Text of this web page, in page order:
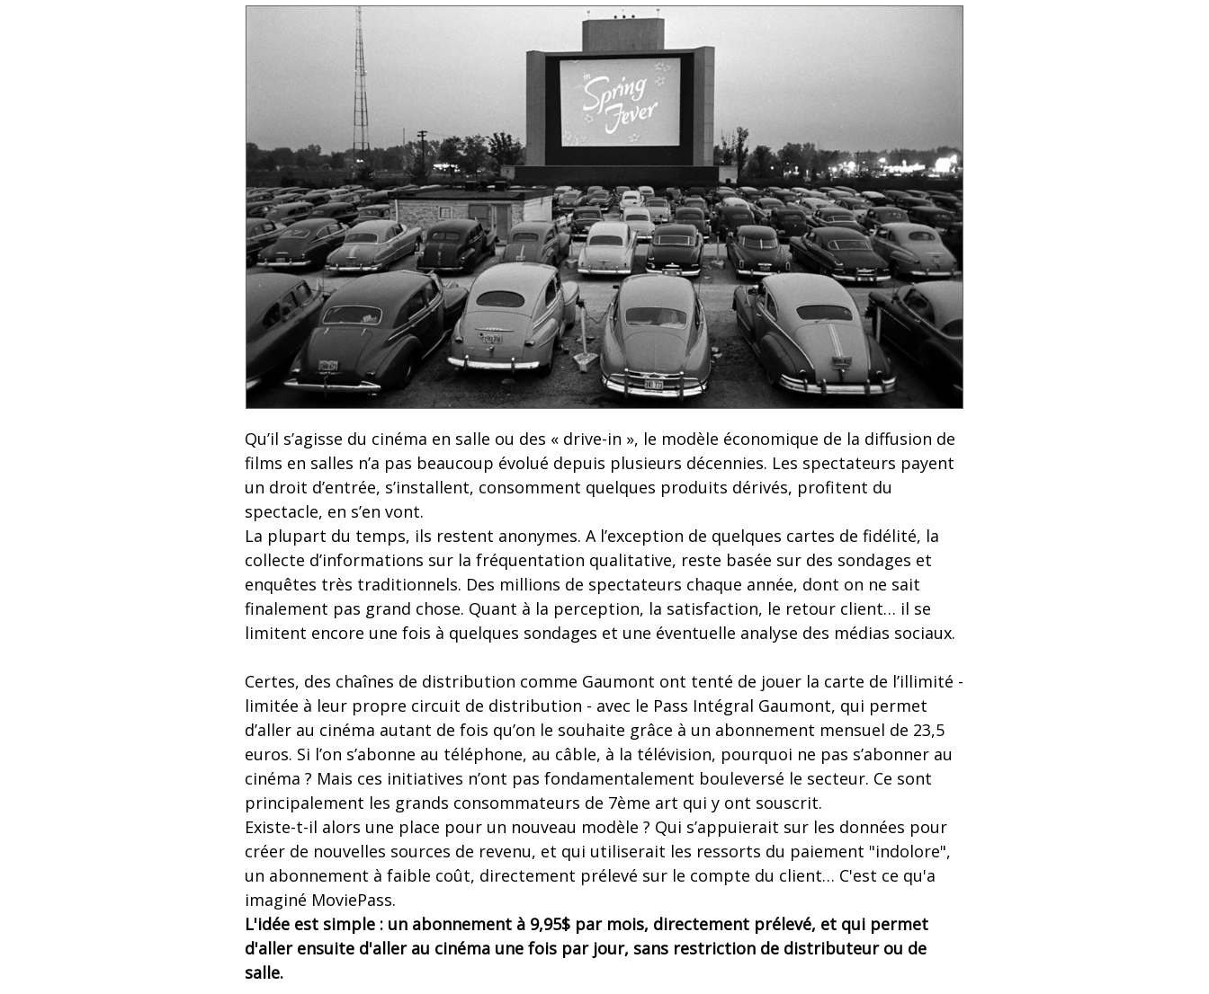
Qu’il s’agisse du cinéma en salle ou des « drive-in », le modèle économique de la diffusion de
films en salles n’a pas beaucoup évolué depuis plusieurs décennies. Les spectateurs payent
un droit d’entrée, s’installent, consomment quelques produits dérivés, profitent du
spectacle, en s’en vont.
La plupart du temps, ils restent anonymes. A l’exception de quelques cartes de fidélité, la
collecte d’informations sur la fréquentation qualitative, reste basée sur des sondages et
enquêtes très traditionnels. Des millions de spectateurs chaque année, dont on ne sait
finalement pas grand chose. Quant à la perception, la satisfaction, le retour client… il se
limitent encore une fois à quelques sondages et une éventuelle analyse des médias sociaux.
Certes, des chaînes de distribution comme Gaumont ont tenté de jouer la carte de l’illimité -
limitée à leur propre circuit de distribution - avec le Pass Intégral Gaumont, qui permet
d’aller au cinéma autant de fois qu’on le souhaite grâce à un abonnement mensuel de 23,5
euros. Si l’on s’abonne au téléphone, au câble, à la télévision, pourquoi ne pas s’abonner au
cinéma ? Mais ces initiatives n’ont pas fondamentalement bouleversé le secteur. Ce sont
principalement les grands consommateurs de 7ème art qui y ont souscrit.
Existe-t-il alors une place pour un nouveau modèle ? Qui s’appuierait sur les données pour
créer de nouvelles sources de revenu, et qui utiliserait les ressorts du paiement "indolore",
un abonnement à faible coût, directement prélevé sur le compte du client… C'est ce qu'a
imaginé MoviePass.
L'idée est simple : un abonnement à 9,95$ par mois, directement prélevé, et qui permet
d'aller ensuite d'aller au cinéma une fois par jour, sans restriction de distributeur ou de
salle.